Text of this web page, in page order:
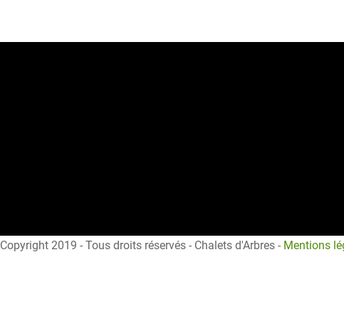
Copyright 2019 - Tous droits réservés - Chalets d'Arbres - Mentions